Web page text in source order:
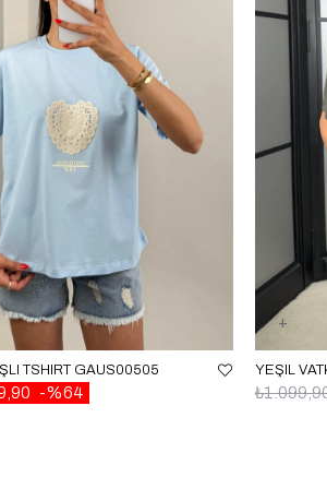
TSHIRT GAUS00505
%64
YEŞIL